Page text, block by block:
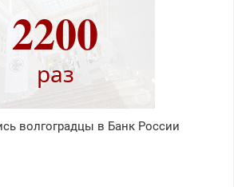
2200
раз
волгоградцы в Банк России